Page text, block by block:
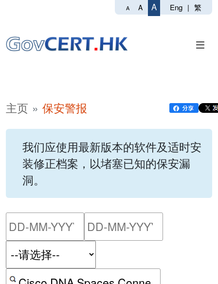
A A A Eng | 繁
主页 保安警报
我们应使用最新版本的软件及适时安
装修正档案，以堵塞已知的保安漏
洞。
请输入搜索日期范围的开
按关键字或 CVE ID 搜寻保安警报